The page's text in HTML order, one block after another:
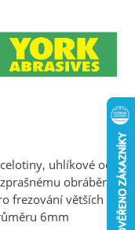
uhlíkové oceli,
obrábění,
frezování větších
6mm